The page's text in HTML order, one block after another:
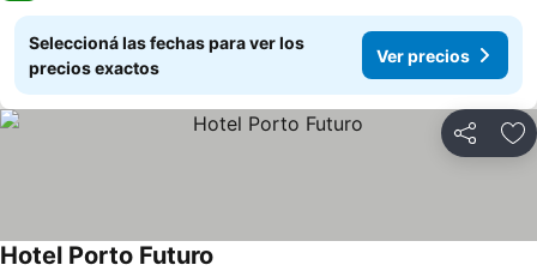
Seleccioná las fechas para ver los
precios exactos
Ver precios
Compartir
Hotel Porto Futuro